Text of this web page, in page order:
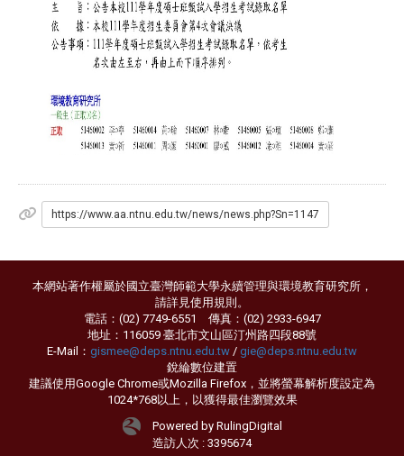
https://www.aa.ntnu.edu.tw/news/news.php?Sn=1147
本網站著作權屬於國立臺灣師範大學永續管理與環境教育研究所，
請詳見使用規則 。
電話：(02) 7749-6551 傳真：(02) 2933-6947
地址：116059 臺北市文山區汀州路四段88號
E-Mail： gismee@deps.ntnu.edu.tw / gie@deps.ntnu.edu.tw
銳綸數位建置
建議使用Google Chrome或Mozilla Firefox，並將螢幕解析度設定為
1024*768以上，以獲得最佳瀏覽效果
Powered by RulingDigital
造訪人次 : 3395674